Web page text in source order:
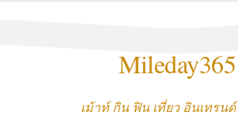
Mileday365
เม้าท์ กิน ฟิน เที่ยว อินเทรนด์